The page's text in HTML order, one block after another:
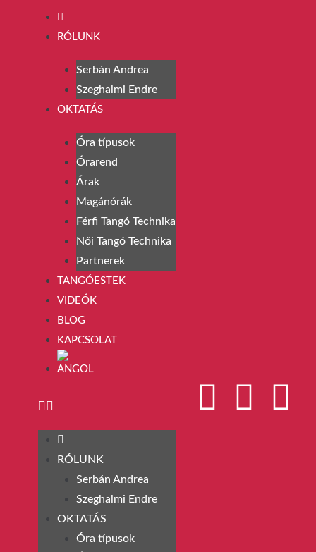
RÓLUNK
Serbán Andrea
Szeghalmi Endre
OKTATÁS
Óra típusok
Órarend
Árak
Magánórák
Férfi Tangó Technika
Női Tangó Technika
Partnerek
TANGÓESTEK
VIDEÓK
BLOG
KAPCSOLAT
RÓLUNK
Serbán Andrea
Szeghalmi Endre
OKTATÁS
Óra típusok